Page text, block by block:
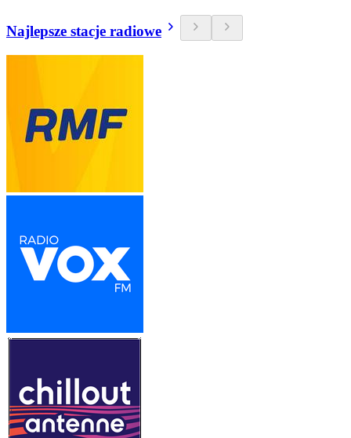
Najlepsze stacje radiowe